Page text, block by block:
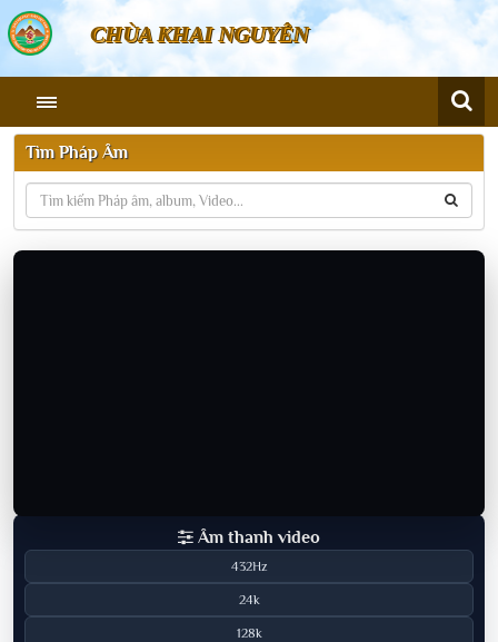
CHÙA KHAI NGUYÊN
Tìm Pháp Âm
Âm thanh video
432Hz
24k
128k